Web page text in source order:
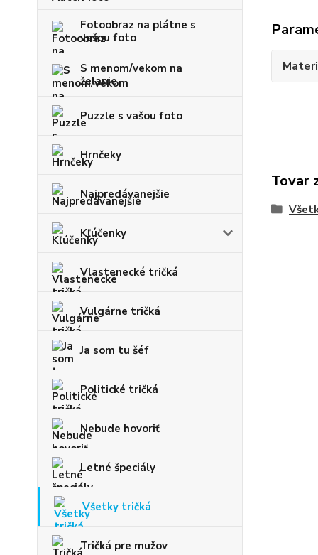
Fotoobraz na plátne s
vašou foto
S menom/vekom na
želanie
Puzzle s vašou foto
Hrnčeky
Najpredávanejšie
Kľúčenky
Vlastenecké tričká
Vulgárne tričká
Ja som tu šéf
Politické tričká
Nebude hovoriť
Letné špeciály
Všetky tričká
Tričká pre mužov
Tovar